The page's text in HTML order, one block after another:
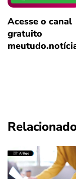
Acesse o canal
gratuito